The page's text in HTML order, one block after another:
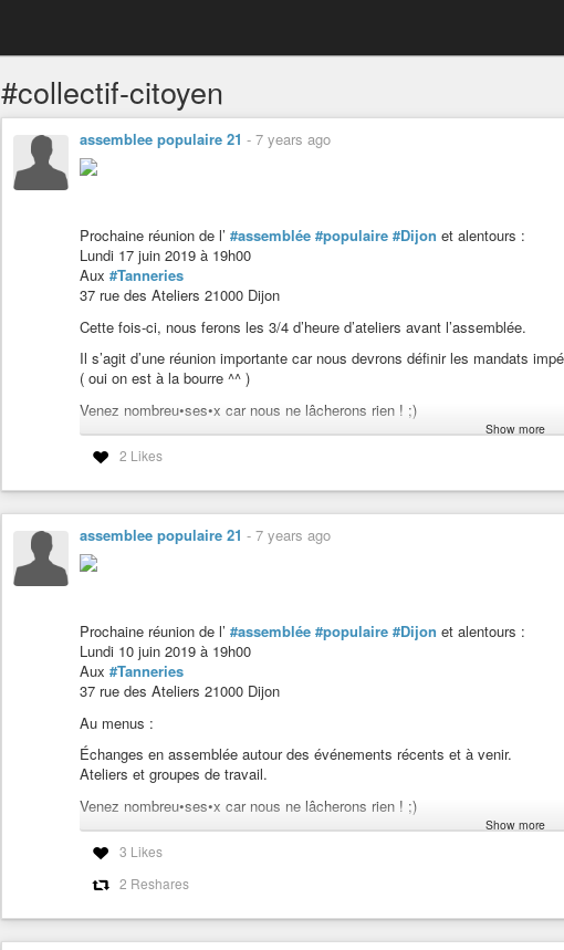
#collectif-citoyen
assemblee populaire 21 - 7 years ago
Prochaine réunion de l’ #assemblée #populaire #Dijon et alentours :
Lundi 17 juin 2019 à 19h00
Aux #Tanneries
37 rue des Ateliers 21000 Dijon
Cette fois-ci, nous ferons les 3/4 d’heure d’ateliers avant l’assemblée.
Il s’agit d’une réunion importante car nous devrons définir les mandats
( oui on est à la bourre ^^ )
Venez nombreu•ses•x car nous ne lâcherons rien ! ;)
#giletsjaunes #gilets-jaunes
#société #alternative
#tousensemble #GJ
#AdA
Show more
2 Likes
assemblee populaire 21 - 7 years ago
Prochaine réunion de l’ #assemblée #populaire #Dijon et alentours :
Lundi 10 juin 2019 à 19h00
Aux #Tanneries
37 rue des Ateliers 21000 Dijon
Au menus :
Échanges en assemblée autour des événements récents et à venir.
Ateliers et groupes de travail.
Venez nombreu•ses•x car nous ne lâcherons rien ! ;)
#giletsjaunes #gilets-jaunes
#société #alternative
#onlacherien #assemblée-populaire
#tousensemble
Show more
3 Likes
2 Reshares